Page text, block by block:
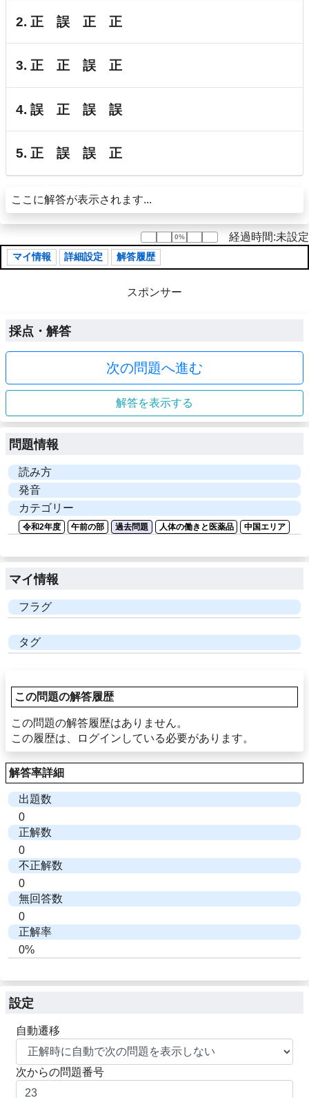
2. 正 誤 正 正
3. 正 正 誤 正
4. 誤 正 誤 誤
5. 正 誤 誤 正
ここに解答が表示されます...
0%
0% 経過時間:未設定
マイ情報 詳細設定 解答履歴
スポンサー
採点・解答
次の問題へ進む
解答を表示する
問題情報
読み方
発音
カテゴリー
令和2年度 午前の部 過去問題 人体の働きと医薬品 中国エリア
マイ情報
フラグ
タグ
この問題の解答履歴
この問題の解答履歴はありません。
この履歴は、ログインしている必要があります。
解答率詳細
出題数
0
正解数
0
不正解数
0
無回答数
0
正解率
0%
設定
自動遷移
次からの問題番号